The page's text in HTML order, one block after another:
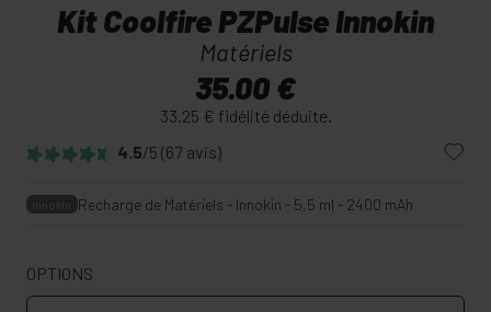
4.5/5 (67 avis)
Kit Coolfire PZPulse Innokin
Matériels
35.00 €
33.25 € fidélité déduite.
Innokin Recharge de Matériels - Innokin - 5,5 ml - 2400 mAh
OPTIONS